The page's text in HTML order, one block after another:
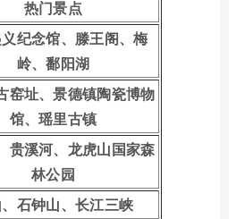
热门景点
纪念馆、滕王阁、梅
岭、鄱阳湖
窑址、景德镇陶瓷博物
馆、瑶里古镇
贵溪河、龙虎山国家森
林公园
石钟山、长江三峡